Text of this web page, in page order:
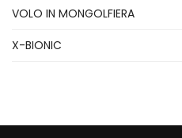
VOLO IN MONGOLFIERA
X-BIONIC